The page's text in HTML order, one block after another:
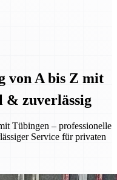
von A bis Z mit
& zuverlässig
Tübingen – professionelle
Service für privaten